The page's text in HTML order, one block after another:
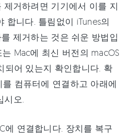
제거하려면 기기에서 이를 지
합니다. 틀림없이 iTunes의
를 제거하는 것은 쉬운 방법입
Mac에 최신 버전의 macOS
되어 있는지 확인합니다. 확
컴퓨터에 연결하고 아래에
오.
에 연결합니다. 장치를 복구